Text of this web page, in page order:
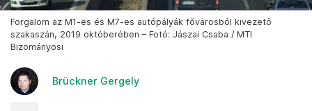
Forgalom az M1-es és M7-es autópályák fővárosból kivezető
szakaszán, 2019 októberében – Fotó: Jászai Csaba / MTI
Bizományosi
Brückner Gergely